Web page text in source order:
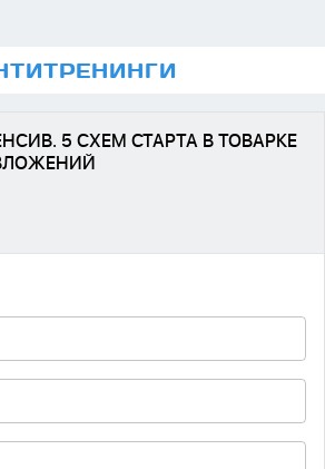
ТРЕНИНГИ
5 СХЕМ СТАРТА В ТОВАРКЕ